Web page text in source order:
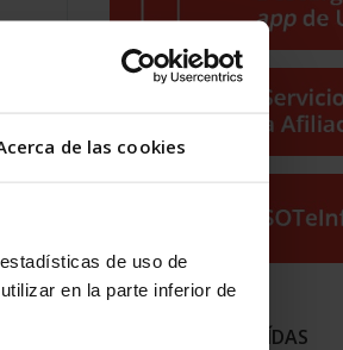
de las cookies
de uso de
en la parte inferior de
NOTICIAS MÁS LEÍDAS